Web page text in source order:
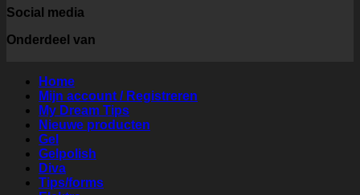
Social media
Onderdeel van
Home
Mijn account / Registreren
My Dream Tips
Nieuwe producten
Gel
Gelpolish
Diva
Tips/forms